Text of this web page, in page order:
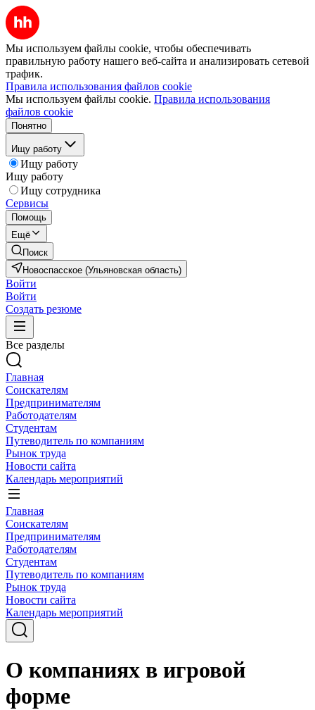
Мы используем файлы cookie, чтобы обеспечивать
правильную работу нашего веб-сайта и анализировать сетевой
трафик.
Правила использования файлов cookie
Мы используем файлы cookie. Правила использования
файлов cookie
Понятно
Ищу работу
Ищу работу
Ищу работу
Ищу сотрудника
Сервисы
Помощь
Ещё
Поиск
Новоспасское (Ульяновская область)
Войти
Войти
Создать резюме
Все разделы
Главная
Соискателям
Предпринимателям
Работодателям
Студентам
Путеводитель по компаниям
Рынок труда
Новости сайта
Календарь мероприятий
Главная
Соискателям
Предпринимателям
Работодателям
Студентам
Путеводитель по компаниям
Рынок труда
Новости сайта
Календарь мероприятий
О компаниях в игровой
форме